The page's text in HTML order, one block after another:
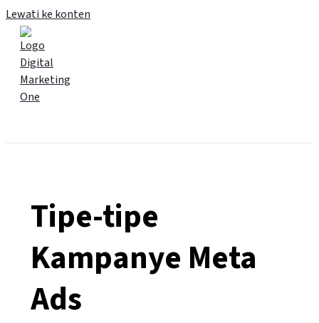
Lewati ke konten
Tipe-tipe
Kampanye Meta
Ads